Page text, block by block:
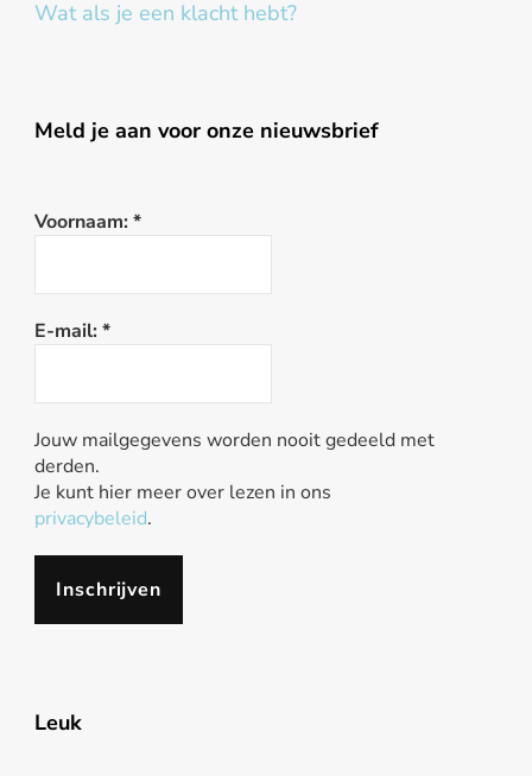
Wat als je een klacht hebt?
Meld je aan voor onze nieuwsbrief
Voornaam: *
E-mail: *
Jouw mailgegevens worden nooit gedeeld met
derden.
Je kunt hier meer over lezen in ons
privacybeleid.
Leuk